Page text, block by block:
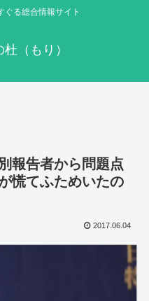
ぐる総合情報サイト
（もり）
報告者から問題点
慌てふためいたの
2017.06.04